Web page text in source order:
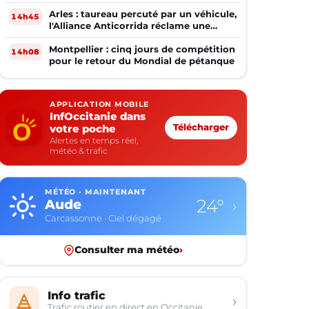
14h45
Arles : taureau percuté par un véhicule,
l'Alliance Anticorrida réclame une
enquête
14h08
Montpellier : cinq jours de compétition
pour le retour du Mondial de pétanque
APPLICATION MOBILE
InfOccitanie dans
votre poche
Alertes en temps réel,
météo & trafic
Télécharger
MÉTÉO · MAINTENANT
Aude
Carcassonne · Ciel dégagé
24° ›
Consulter ma météo›
Info trafic ›